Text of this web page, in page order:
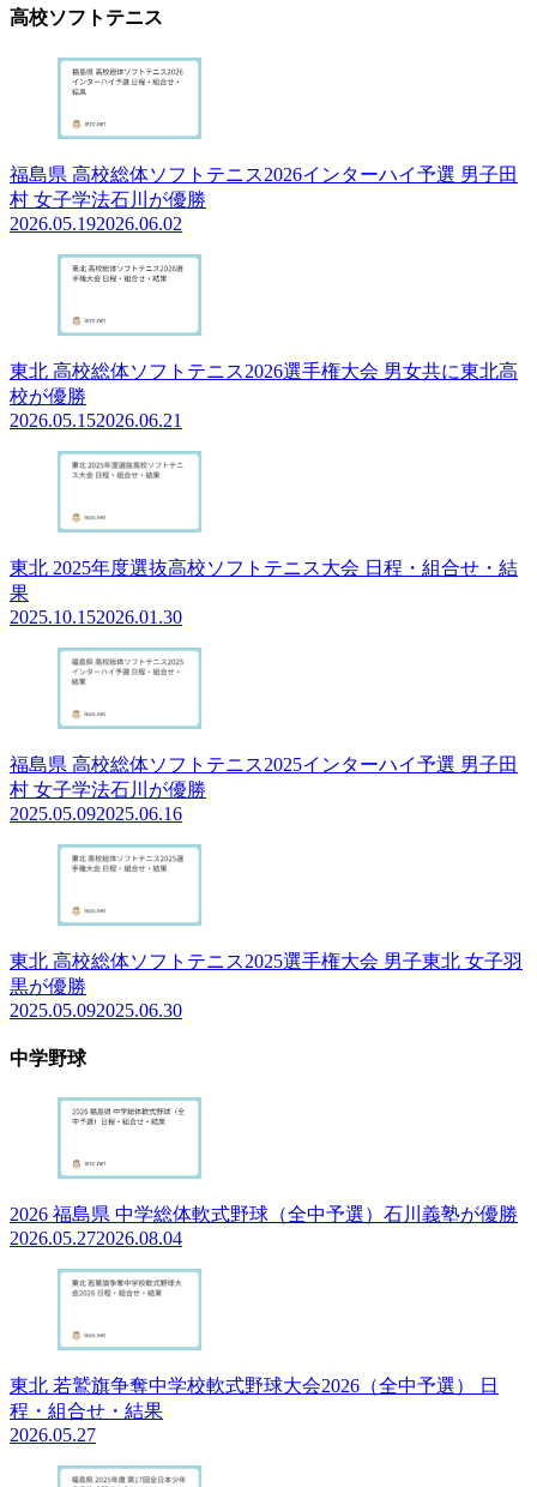
高校ソフトテニス
福島県 高校総体ソフトテニス2026インターハイ予選 男子田
村 女子学法石川が優勝
2026.05.192026.06.02
東北 高校総体ソフトテニス2026選手権大会 男女共に東北高
校が優勝
2026.05.152026.06.21
東北 2025年度選抜高校ソフトテニス大会 日程・組合せ・結
果
2025.10.152026.01.30
福島県 高校総体ソフトテニス2025インターハイ予選 男子田
村 女子学法石川が優勝
2025.05.092025.06.16
東北 高校総体ソフトテニス2025選手権大会 男子東北 女子羽
黒が優勝
2025.05.092025.06.30
中学野球
2026 福島県 中学総体軟式野球（全中予選）石川義塾が優勝
2026.05.272026.08.04
東北 若鷲旗争奪中学校軟式野球大会2026（全中予選） 日
程・組合せ・結果
2026.05.27